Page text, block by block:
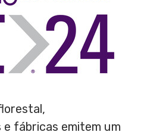
fábricas emitem um